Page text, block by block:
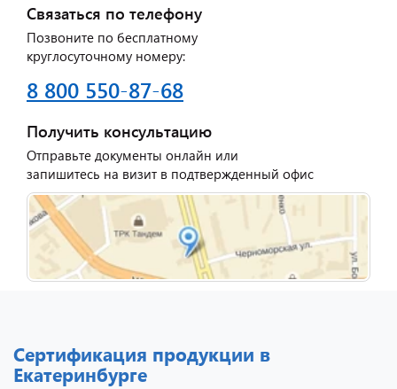
Связаться по телефону
Позвоните по бесплатному
круглосуточному номеру:
8 800 550-87-68
Получить консультацию
Отправьте документы онлайн или
запишитесь на визит в подтвержденный офис
Сертификация продукции в
Екатеринбурге